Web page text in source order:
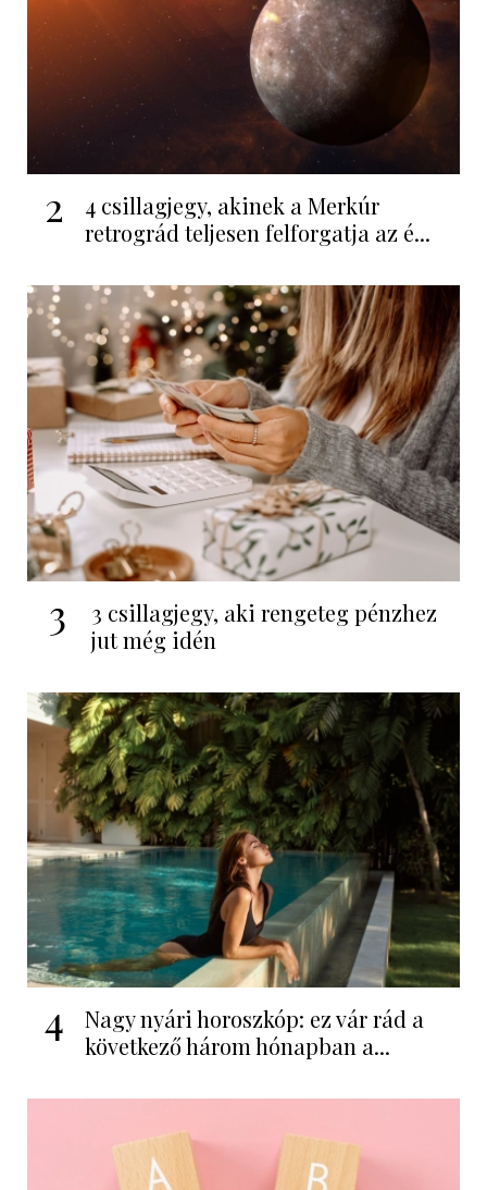
2
4 csillagjegy, akinek a Merkúr
retrográd teljesen felforgatja az é...
3
3 csillagjegy, aki rengeteg pénzhez
jut még idén
4
Nagy nyári horoszkóp: ez vár rád a
következő három hónapban a...